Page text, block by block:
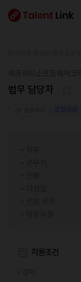
법무 담당자
모집마감
지원조건